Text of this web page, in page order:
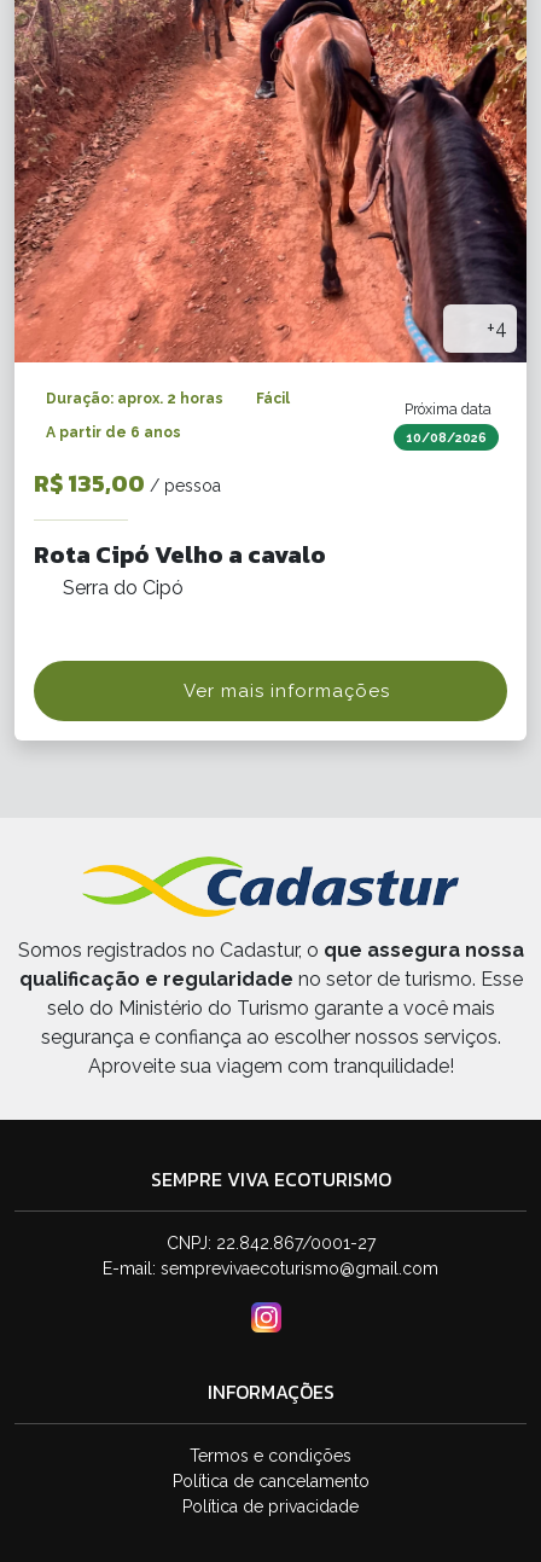
+4
Próxima data
10/08/2026
Duração: aprox. 2 horas
Fácil
A partir de 6 anos
R$ 135,00 / pessoa
Rota Cipó Velho a cavalo
Serra do Cipó
Ver mais informações
Somos registrados no Cadastur, o que assegura nossa
qualificação e regularidade no setor de turismo. Esse
selo do Ministério do Turismo garante a você mais
segurança e confiança ao escolher nossos serviços.
Aproveite sua viagem com tranquilidade!
SEMPRE VIVA ECOTURISMO
CNPJ: 22.842.867/0001-27
E-mail: semprevivaecoturismo@gmail.com
INFORMAÇÕES
Termos e condições
Política de cancelamento
Política de privacidade